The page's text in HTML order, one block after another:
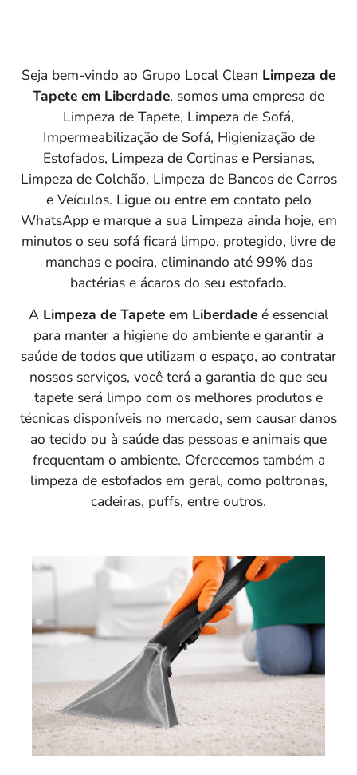
Seja bem-vindo ao Grupo Local Clean Limpeza de
Tapete em Liberdade, somos uma empresa de
Limpeza de Tapete, Limpeza de Sofá,
Impermeabilização de Sofá, Higienização de
Estofados, Limpeza de Cortinas e Persianas,
Limpeza de Colchão, Limpeza de Bancos de Carros
e Veículos. Ligue ou entre em contato pelo
WhatsApp e marque a sua Limpeza ainda hoje, em
minutos o seu sofá ficará limpo, protegido, livre de
manchas e poeira, eliminando até 99% das
bactérias e ácaros do seu estofado.
A Limpeza de Tapete em Liberdade é essencial
para manter a higiene do ambiente e garantir a
saúde de todos que utilizam o espaço, ao contratar
nossos serviços, você terá a garantia de que seu
tapete será limpo com os melhores produtos e
técnicas disponíveis no mercado, sem causar danos
ao tecido ou à saúde das pessoas e animais que
frequentam o ambiente. Oferecemos também a
limpeza de estofados em geral, como poltronas,
cadeiras, puffs, entre outros.